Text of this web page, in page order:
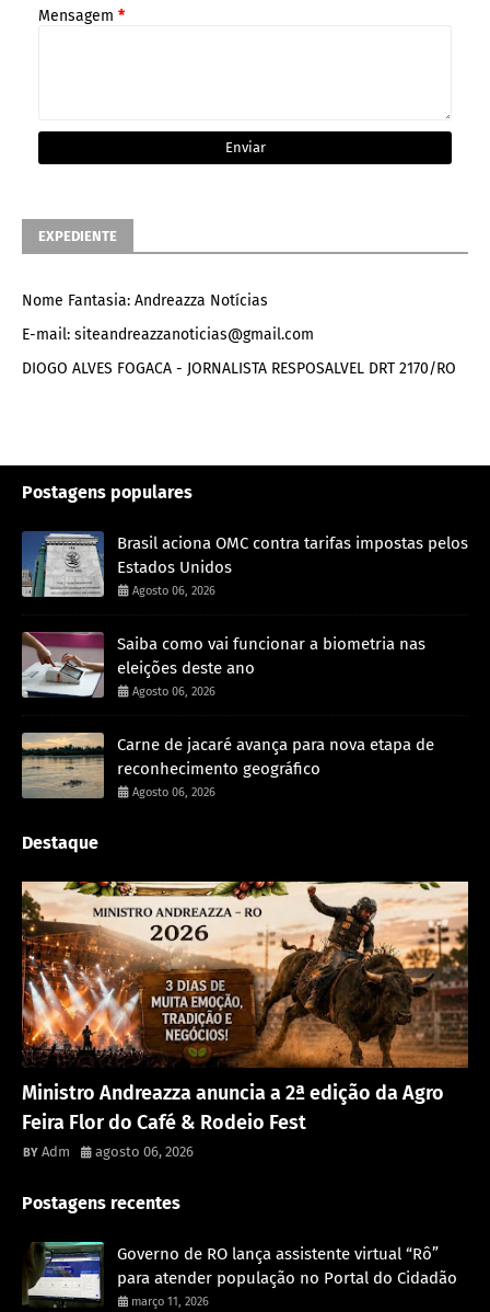
Mensagem *
EXPEDIENTE
Nome Fantasia: Andreazza Notícias
E-mail: siteandreazzanoticias@gmail.com
DIOGO ALVES FOGACA - JORNALISTA RESPOSALVEL DRT 2170/RO
Postagens populares
Brasil aciona OMC contra tarifas impostas pelos
Estados Unidos
Agosto 06, 2026
Saiba como vai funcionar a biometria nas
eleições deste ano
Agosto 06, 2026
Carne de jacaré avança para nova etapa de
reconhecimento geográfico
Agosto 06, 2026
Destaque
Ministro Andreazza anuncia a 2ª edição da Agro
Feira Flor do Café & Rodeio Fest
Adm agosto 06, 2026
Postagens recentes
Governo de RO lança assistente virtual “Rô”
para atender população no Portal do Cidadão
março 11, 2026